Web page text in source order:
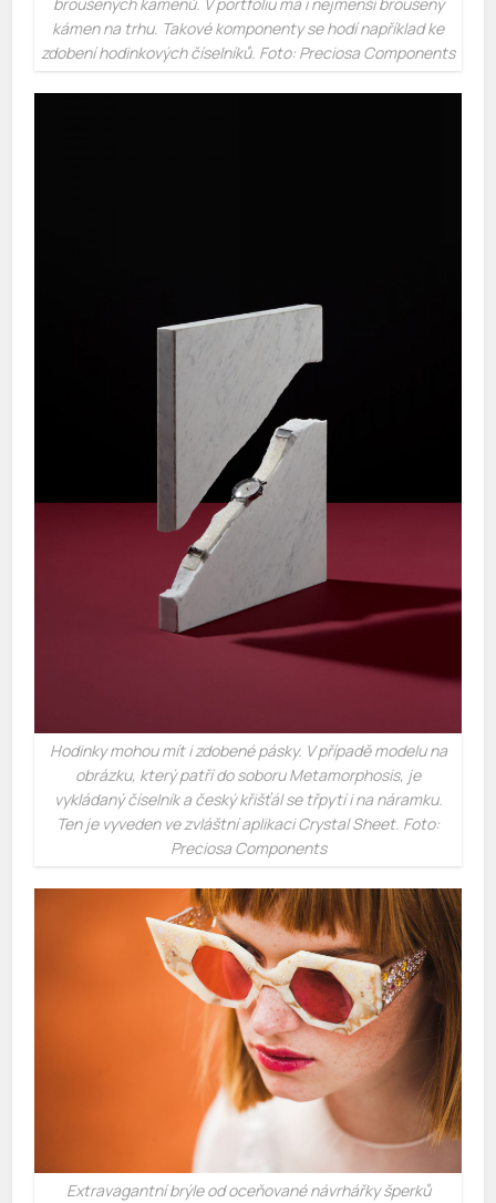
kámen na trhu. Takové komponenty se hodí například ke
zdobení hodinkových číselníků. Foto: Preciosa Components
Hodinky mohou mít i zdobené pásky. V případě modelu na
obrázku, který patří do soboru Metamorphosis, je
vykládaný číselník a český křišťál se třpytí i na náramku.
Ten je vyveden ve zvláštní aplikaci Crystal Sheet. Foto:
Preciosa Components
Extravagantní brýle od oceňované návrhářky šperků